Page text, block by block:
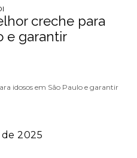
A MELHOR CRECHE PARA
creche para
e garantir
de 2025